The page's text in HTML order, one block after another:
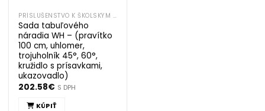
PRÍSLUŠENSTVO K ŠKOLSKÝM TABULIAM
Sada tabuľového
náradia WH – (pravítko
100 cm, uhlomer,
trojuholník 45°, 60°,
kružidlo s prísavkami,
ukazovadlo)
202.58€ S DPH
KÚPIŤ